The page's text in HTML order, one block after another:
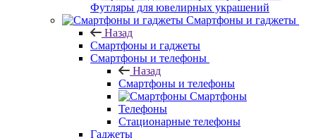
Футляры для ювелирных украшений
Смартфоны и гаджеты
Назад
Смартфоны и гаджеты
Смартфоны и телефоны
Назад
Смартфоны и телефоны
Смартфоны
Телефоны
Стационарные телефоны
Гаджеты